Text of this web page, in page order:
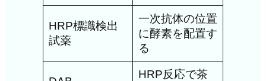
HRP標識検出
試薬
一次抗体の位置
に酵素を配置す
る
HRP反応で茶